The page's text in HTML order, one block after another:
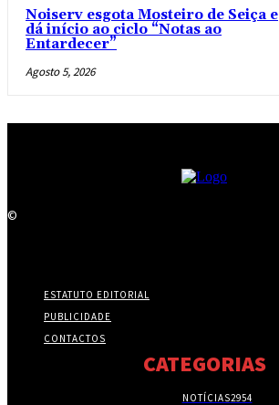
Noiserv esgota Mosteiro de Seiça e
dá início ao ciclo “Notas ao
Entardecer”
Agosto 5, 2026
©
ESTATUTO EDITORIAL
PUBLICIDADE
CONTACTOS
CATEGORIAS
NOTÍCIAS2954